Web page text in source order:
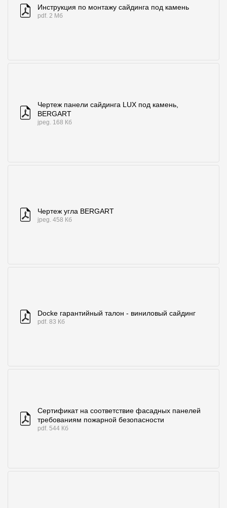
Инструкция по монтажу сайдинга под камень
pdf. 2 Мб
Чертеж панели сайдинга LUX под камень,
BERGART
jpeg. 168 Кб
Чертеж угла BERGART
jpeg. 458 Кб
Docke гарантийный талон - виниловый сайдинг
pdf. 83 Кб
Сертификат на соответствие фасадных панелей
требованиям пожарной безопасности
pdf. 544 Кб